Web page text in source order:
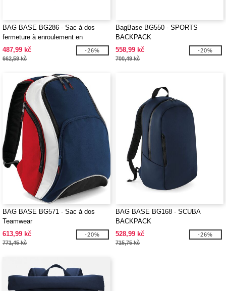
BAG BASE BG286 - Sac à dos
fermeture à enroulement en
matériaux recyclés
487,99 kč
662,59 kč
-26%
BagBase BG550 - SPORTS
BACKPACK
558,99 kč
700,49 kč
-20%
BAG BASE BG571 - Sac à dos
Teamwear
613,99 kč
771,45 kč
-20%
BAG BASE BG168 - SCUBA
BACKPACK
528,99 kč
715,75 kč
-26%